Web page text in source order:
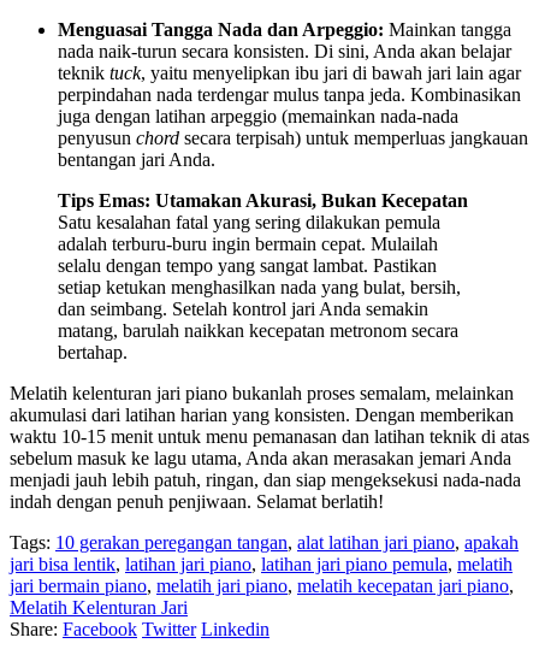
Menguasai Tangga Nada dan Arpeggio: Mainkan tangga
nada naik-turun secara konsisten. Di sini, Anda akan belajar
teknik tuck, yaitu menyelipkan ibu jari di bawah jari lain agar
perpindahan nada terdengar mulus tanpa jeda. Kombinasikan
juga dengan latihan arpeggio (memainkan nada-nada
penyusun chord secara terpisah) untuk memperluas jangkauan
bentangan jari Anda.
Tips Emas: Utamakan Akurasi, Bukan Kecepatan
Satu kesalahan fatal yang sering dilakukan pemula
adalah terburu-buru ingin bermain cepat. Mulailah
selalu dengan tempo yang sangat lambat. Pastikan
setiap ketukan menghasilkan nada yang bulat, bersih,
dan seimbang. Setelah kontrol jari Anda semakin
matang, barulah naikkan kecepatan metronom secara
bertahap.
Melatih kelenturan jari piano bukanlah proses semalam, melainkan
akumulasi dari latihan harian yang konsisten. Dengan memberikan
waktu 10-15 menit untuk menu pemanasan dan latihan teknik di atas
sebelum masuk ke lagu utama, Anda akan merasakan jemari Anda
menjadi jauh lebih patuh, ringan, dan siap mengeksekusi nada-nada
indah dengan penuh penjiwaan. Selamat berlatih!
Tags: 10 gerakan peregangan tangan, alat latihan jari piano, apakah
jari bisa lentik, latihan jari piano, latihan jari piano pemula, melatih
jari bermain piano, melatih jari piano, melatih kecepatan jari piano,
Melatih Kelenturan Jari
Share: Facebook Twitter Linkedin